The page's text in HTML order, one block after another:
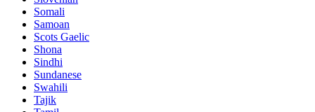
Somali
Samoan
Scots Gaelic
Shona
Sindhi
Sundanese
Swahili
Tajik